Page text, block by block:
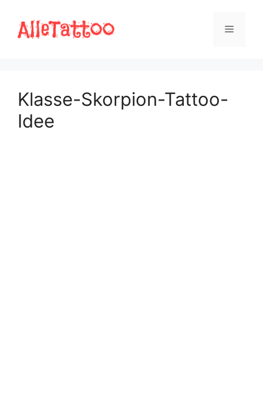
Inhalt
springen
Menü
Klasse-Skorpion-Tattoo-
Idee